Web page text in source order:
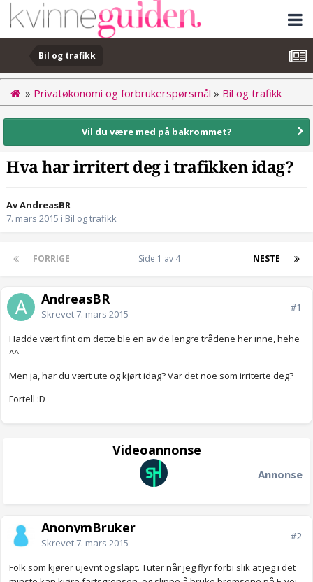
Bil og trafikk
» Privatøkonomi og forbrukerspørsmål » Bil og trafikk
Vil du være med på bakrommet?
Hva har irritert deg i trafikken idag?
Av AndreasBR
7. mars 2015 i Bil og trafikk
FORRIGE NESTE
Side 1 av 4
AndreasBR
Skrevet7. mars 2015
#1
Hadde vært fint om dette ble en av de lengre trådene her inne, hehe
^^
Men ja, har du vært ute og kjørt idag? Var det noe som irriterte deg?
Fortell :D
Videoannonse
Annonse
AnonymBruker
Skrevet7. mars 2015
#2
Folk som kjører ujevnt og slapt. Tuter når jeg flyr forbi slik at jeg i det